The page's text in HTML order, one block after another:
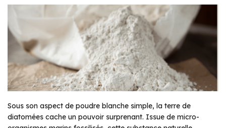
Sous son aspect de poudre blanche simple, la terre de
diatomées cache un pouvoir surprenant. Issue de micro-